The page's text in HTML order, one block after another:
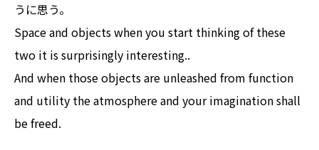
うに思う。
Space and objects when you start thinking of these
two it is surprisingly interesting..
And when those objects are unleashed from function
and utility the atmosphere and your imagination shall
be freed.